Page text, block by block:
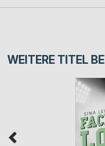
WEITERE TITEL BEI